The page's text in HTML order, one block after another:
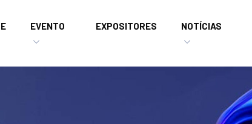
EVENTO EXPOSITORES NOTÍCIAS